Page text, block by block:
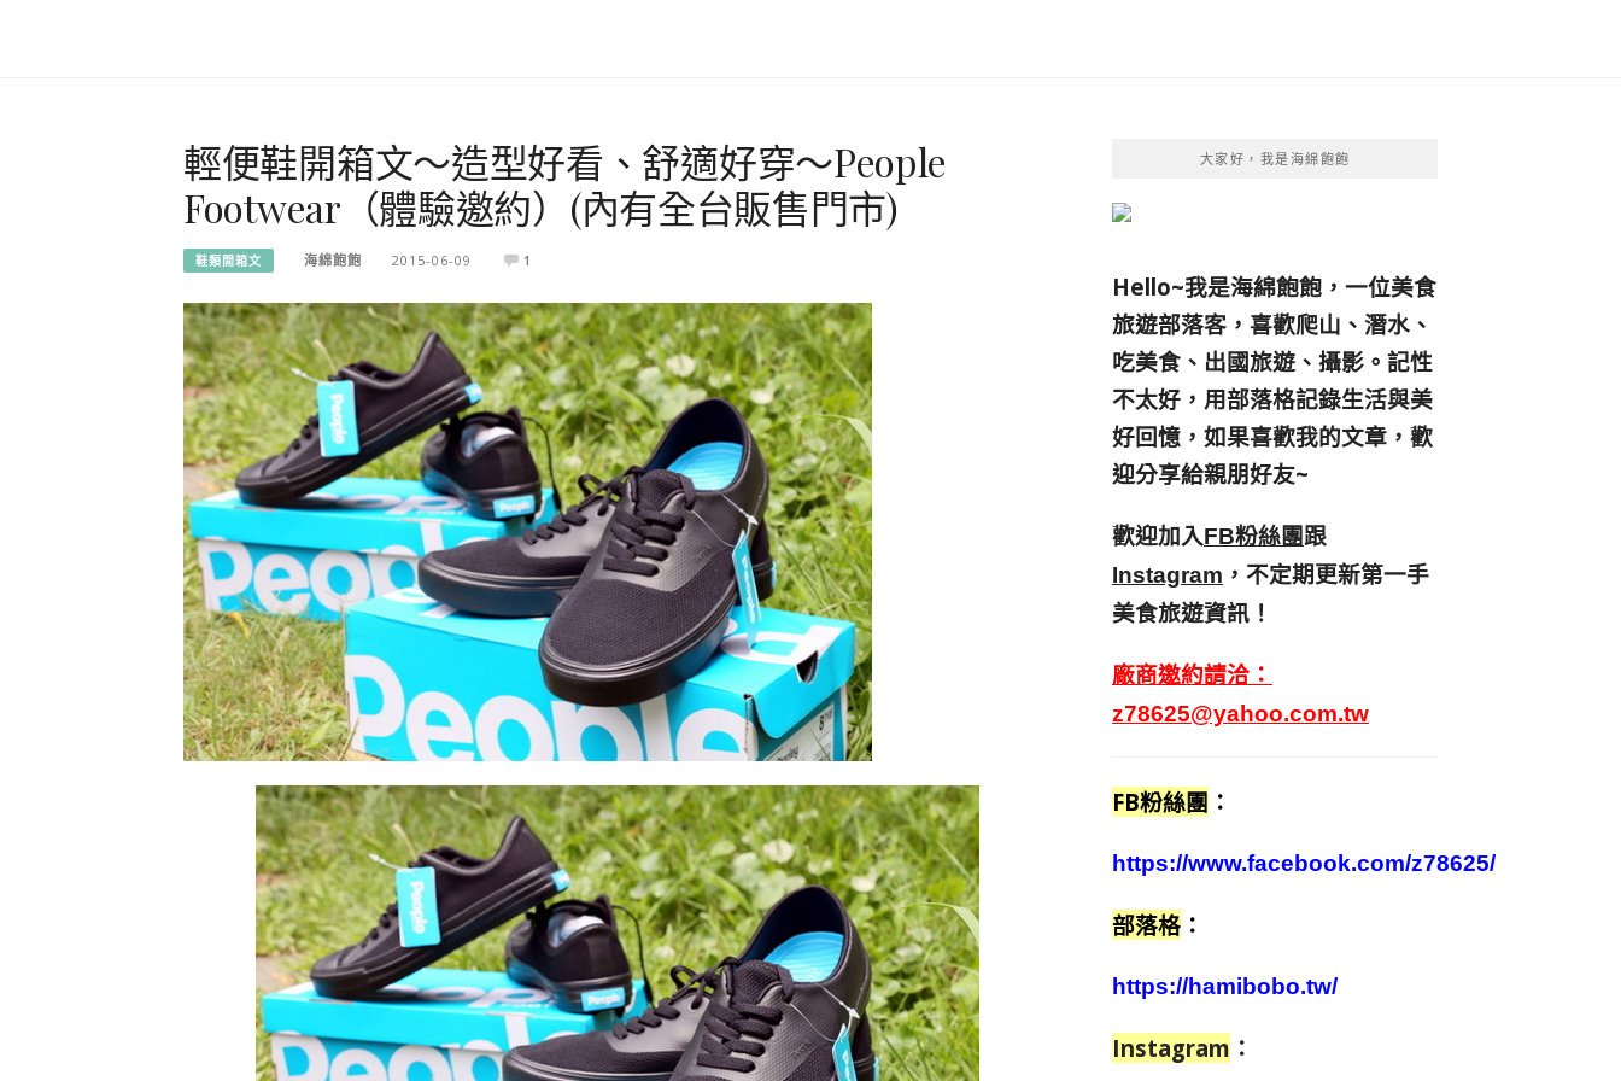
輕便鞋開箱文～造型好看、舒適好穿～People
Footwear（體驗邀約）(內有全台販售門市)
鞋類開箱文 海綿飽飽 2015-06-09 1
大家好，我是海綿飽飽
Hello~我是海綿飽飽，一位美食
旅遊部落客， 喜歡爬山、潛水、
吃美食、出國旅遊、攝影。 記性
不太好，用部落格記錄生活與美
好回憶， 如果喜歡我的文章，歡
迎分享給親朋好友~
歡迎加入FB粉絲團跟
Instagram ，不定期更新第一手
美食旅遊資訊！
廠商邀約請洽：
z78625@yahoo.com.tw
FB粉絲團 ：
https://www.facebook.com/z78625/
部落格 ：
https://hamibobo.tw/
Instagram ：